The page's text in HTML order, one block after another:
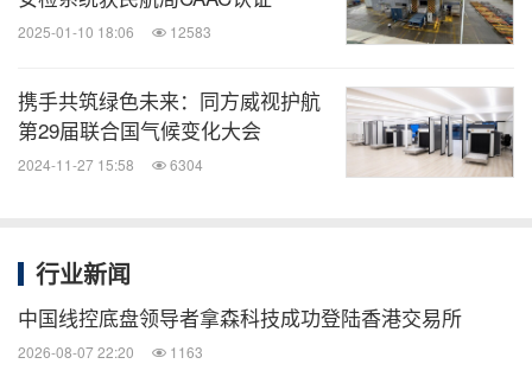
2025-01-10 18:06 12583
携手共筑绿色未来：同方威视护航
第29届联合国气候变化大会
2024-11-27 15:58 6304
行业新闻
中国线控底盘领导者拿森科技成功登陆香港交易所
2026-08-07 22:20 1163